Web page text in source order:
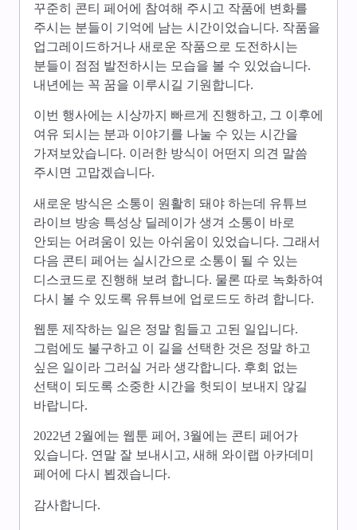
꾸준히 콘티 페어에 참여해 주시고 작품에 변화를
주시는 분들이 기억에 남는 시간이었습니다. 작품을
업그레이드하거나 새로운 작품으로 도전하시는
분들이 점점 발전하시는 모습을 볼 수 있었습니다.
내년에는 꼭 꿈을 이루시길 기원합니다.
이번 행사에는 시상까지 빠르게 진행하고, 그 이후에
여유 되시는 분과 이야기를 나눌 수 있는 시간을
가져보았습니다. 이러한 방식이 어떤지 의견 말씀
주시면 고맙겠습니다.
새로운 방식은 소통이 원활히 돼야 하는데 유튜브
라이브 방송 특성상 딜레이가 생겨 소통이 바로
안되는 어려움이 있는 아쉬움이 있었습니다. 그래서
다음 콘티 페어는 실시간으로 소통이 될 수 있는
디스코드로 진행해 보려 합니다. 물론 따로 녹화하여
다시 볼 수 있도록 유튜브에 업로드도 하려 합니다.
웹툰 제작하는 일은 정말 힘들고 고된 일입니다.
그럼에도 불구하고 이 길을 선택한 것은 정말 하고
싶은 일이라 그러실 거라 생각합니다. 후회 없는
선택이 되도록 소중한 시간을 헛되이 보내지 않길
바랍니다.
2022년 2월에는 웹툰 페어, 3월에는 콘티 페어가
있습니다. 연말 잘 보내시고, 새해 와이랩 아카데미
페어에 다시 뵙겠습니다.
감사합니다.